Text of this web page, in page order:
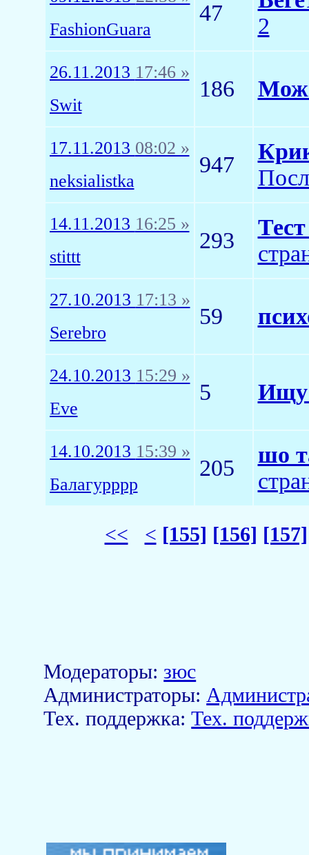
FashionGuara
47
2
26.11.2013 17:46 »
Swit
186
17.11.2013 08:02 »
neksialistka
947
14.11.2013 16:25 »
stittt
293
27.10.2013 17:13 »
Serebro
59
24.10.2013 15:29 »
Eve
5 Ищу
14.10.2013 15:39 »
Балагурррр
205
шо
<< < [155] [156] [157]
Модераторы:зюс
Aдминистраторы:
Тех. поддержка:Тех.